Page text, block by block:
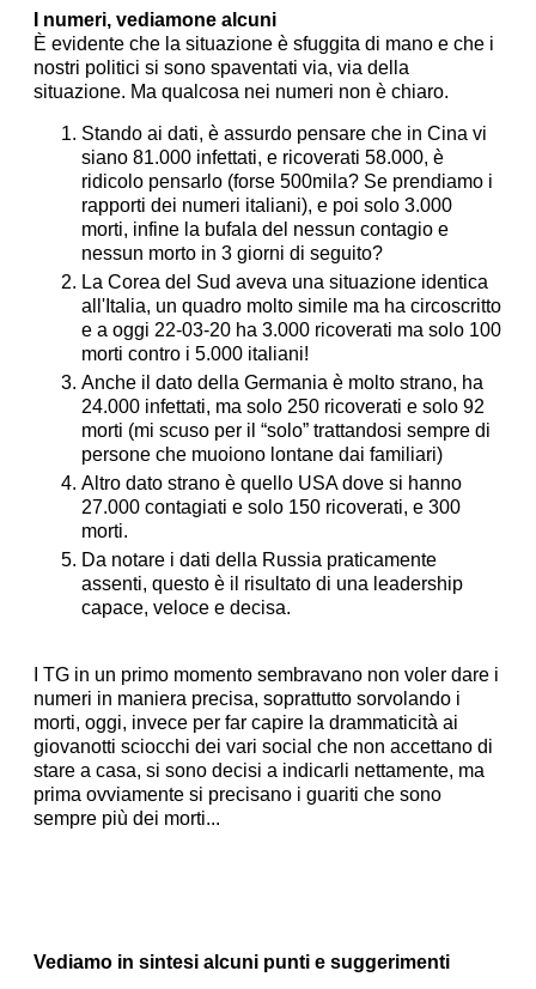
I numeri, vediamone alcuni
È evidente che la situazione è sfuggita di mano e che i
nostri politici si sono spaventati via, via della
situazione. Ma qualcosa nei numeri non è chiaro.
Stando ai dati, è assurdo pensare che in Cina vi
siano 81.000 infettati, e ricoverati 58.000, è
ridicolo pensarlo (forse 500mila? Se prendiamo i
rapporti dei numeri italiani), e poi solo 3.000
morti, infine la bufala del nessun contagio e
nessun morto in 3 giorni di seguito?
La Corea del Sud aveva una situazione identica
all'Italia, un quadro molto simile ma ha circoscritto
e a oggi 22-03-20 ha 3.000 ricoverati ma solo 100
morti contro i 5.000 italiani!
Anche il dato della Germania è molto strano, ha
24.000 infettati, ma solo 250 ricoverati e solo 92
morti (mi scuso per il “solo” trattandosi sempre di
persone che muoiono lontane dai familiari)
Altro dato strano è quello USA dove si hanno
27.000 contagiati e solo 150 ricoverati, e 300
morti.
Da notare i dati della Russia praticamente
assenti, questo è il risultato di una leadership
capace, veloce e decisa.
I TG in un primo momento sembravano non voler dare i
numeri in maniera precisa, soprattutto sorvolando i
morti, oggi, invece per far capire la drammaticità ai
giovanotti sciocchi dei vari social che non accettano di
stare a casa, si sono decisi a indicarli nettamente, ma
prima ovviamente si precisano i guariti che sono
sempre più dei morti...
Vediamo in sintesi alcuni punti e suggerimenti